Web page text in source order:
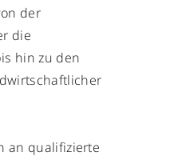
der
die
hin zu den
an qualifizierte